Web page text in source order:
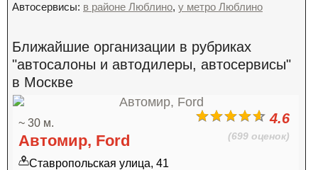
Автосервисы: в районе Люблино, у метро Люблино
Ближайшие организации в рубриках
"автосалоны и автодилеры, автосервисы"
в Москве
4.6
(699 оценок)
~ 30 м.
Автомир, Ford
Ставропольская улица, 41